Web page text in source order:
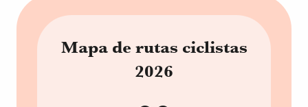
Mapa de rutas ciclistas
2026